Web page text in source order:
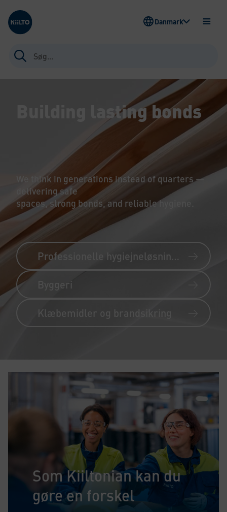
Kiilto Denmark
Søg
efter:
ÅBEN
Danmark
Building lasting bonds
We think in generations instead of quarters —
delivering safe
spaces, strong bonds, and reliable hygiene.
Professionelle hygiejneløsninger
Byggeri
Klæbemidler og brandsikring
Som Kiiltonian kan du
gøre en forskel